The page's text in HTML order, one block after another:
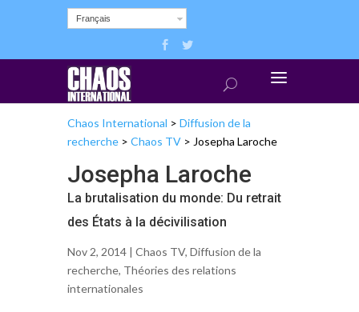
Français
Chaos International > Diffusion de la
recherche > Chaos TV > Josepha Laroche
Josepha Laroche
La brutalisation du monde: Du retrait
des États à la décivilisation
Nov 2, 2014 | Chaos TV, Diffusion de la
recherche, Théories des relations
internationales